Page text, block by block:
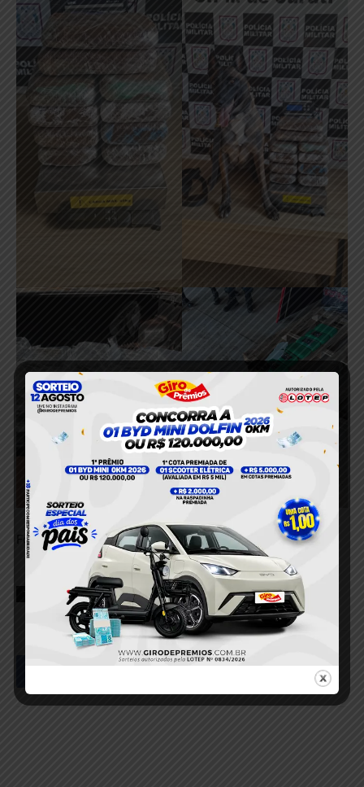
Fonte: Plantão 24horas News – Ascom/PMPA
justiça policia civil Policia Militar Policial